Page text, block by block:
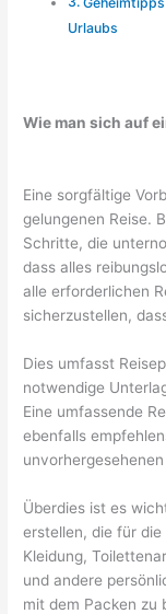
Urlaubs
Wie man sich auf
Eine sorgfältige
gelungenen Reise.
Schritte, die
dass alles
alle erforderlichen
sicherzustellen,
Dies umfasst
notwendige
Eine umfassende
ebenfalls
Überdies ist es
erstellen, die für
Kleidung,
und andere
mit dem Packen zu